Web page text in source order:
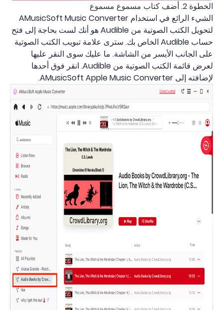
الخطوة 2. أضف كتاب مسموع مسموع
الشيء الرائع في استخدام AMusicSoft Music Converter
لتحويل الكتب الصوتية من Audible هو أنك لست بحاجة إلى فتح
حساب Audible الخاص بك. سترى علامة تبويب الكتب الصوتية
على الجانب الأيسر من الشاشة. ما عليك سوى النقر عليها
لعرض قائمة الكتب الصوتية من Audible. انقر فوق أحدها
لإضافته إلى AMusicSoft Apple Music Converter.